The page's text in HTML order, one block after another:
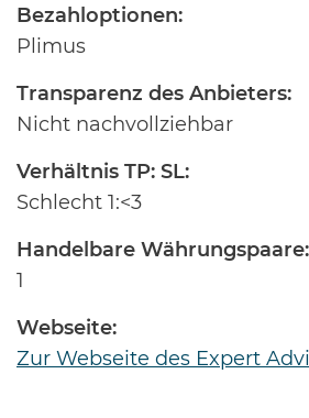
Bezahloptionen:
Plimus
Transparenz des Anbieters:
Nicht nachvollziehbar
Verhältnis TP: SL:
Schlecht 1:<3
Handelbare Währungspaare:
1
Webseite:
Zur Webseite des Expert